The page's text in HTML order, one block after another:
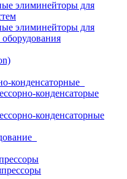
элиминейторы для
элиминейторы для
конденсаторные
конденсаторые
конденсаторные